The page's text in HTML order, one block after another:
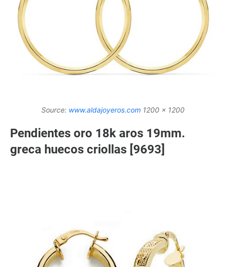
Source: www.aldajoyeros.com 1200 x 1200
Pendientes oro 18k aros 19mm.
greca huecos criollas [9693]